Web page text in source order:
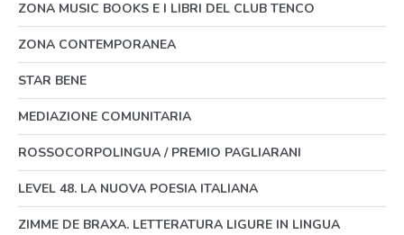
ZONA MUSIC BOOKS E I LIBRI DEL CLUB TENCO
ZONA CONTEMPORANEA
STAR BENE
MEDIAZIONE COMUNITARIA
ROSSOCORPOLINGUA / PREMIO PAGLIARANI
LEVEL 48. LA NUOVA POESIA ITALIANA
ZIMME DE BRAXA. LETTERATURA LIGURE IN LINGUA